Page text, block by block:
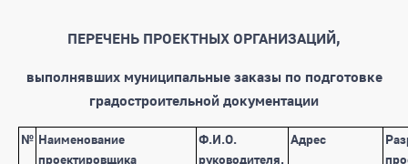
ПЕРЕЧЕНЬ ПРОЕКТНЫХ ОРГАНИЗАЦИЙ,
выполнявших муниципальные заказы по подготовке
градостроительной документации
№ Наименование
проектировщика
Ф.И.О.
руководителя,
Адрес